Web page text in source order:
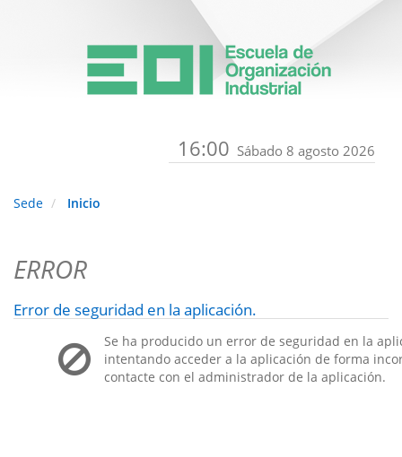
16:00 Sábado 8 agosto 2026
Sede Inicio
ERROR
Error de seguridad en la aplicación.
Se ha producido un error de seguridad en la
intentando acceder a la aplicación de forma
contacte con el administrador de la aplicación.